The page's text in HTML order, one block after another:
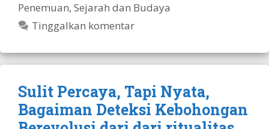
Penemuan, Sejarah dan Budaya
Tinggalkan komentar
Sulit Percaya, Tapi Nyata,
Bagaiman Deteksi Kebohongan